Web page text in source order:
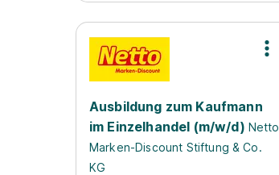
Ausbildung zum Kaufmann
im Einzelhandel (m/w/d) Netto
Marken-Discount Stiftung & Co.
KG